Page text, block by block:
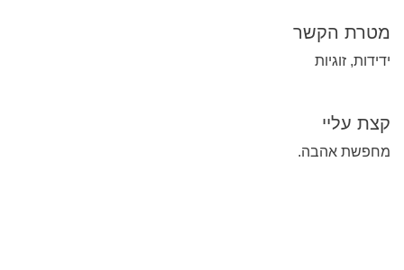
מטרת הקשר
ידידות, זוגיות
קצת עליי
מחפשת אהבה.